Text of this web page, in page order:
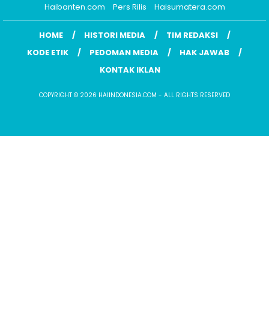
Haibanten.com
Pers Rilis Haisumatera.com
HOME HISTORI MEDIA
TIM REDAKSI
KODE ETIK
PEDOMAN MEDIA
HAK JAWAB
KONTAK IKLAN
COPYRIGHT © 2026 HAIINDONESIA.COM - ALL RIGHTS RESERVED